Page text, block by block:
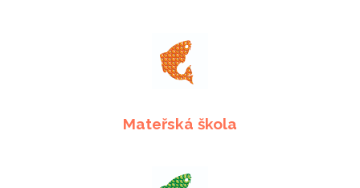
Mateřská škola